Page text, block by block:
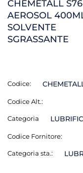
CHEMETALL S76
AEROSOL
SOLVENTE
SGRASSANTE
Codice:
Codice Alt.:
Categoria
Codice Fornitore:
Categoria sta.: